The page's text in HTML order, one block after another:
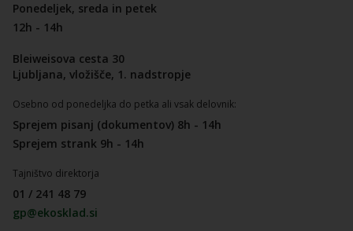
Ponedeljek, sreda in petek
12h - 14h
Bleiweisova cesta 30
Ljubljana, vložišče, 1. nadstropje
Osebno od ponedeljka do petka ali vsak delovnik:
Sprejem pisanj (dokumentov) 8h - 14h
Sprejem strank 9h - 14h
Tajništvo direktorja
01 / 241 48 79
gp@ekosklad.si